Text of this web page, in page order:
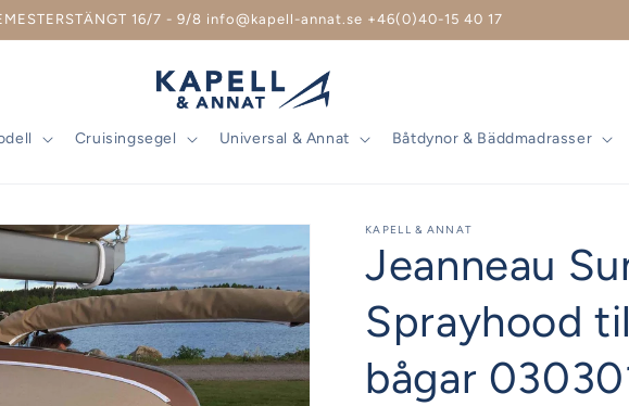
16/7 - 9/8 info@kapell-annat.se +46(0)40-15 40 17
Cruisingsegel Universal & Annat Båtdynor & Bäddmadrasser
KAPELL & ANNAT
Jeanneau
Sprayhood
bågar